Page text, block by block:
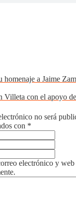
homenaje a Jaime
Villeta con el apoyo
no será
con *
electrónico y web